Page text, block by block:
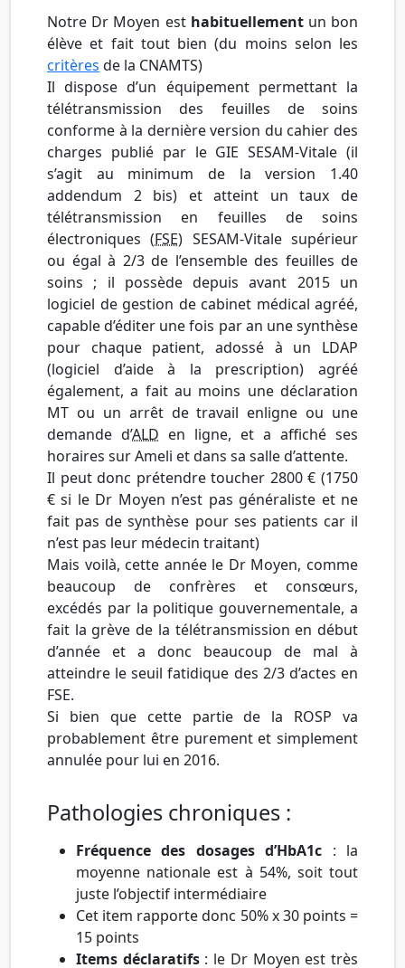
Notre Dr Moyen est habituellementun bon
élève et fait tout bien (du moins selon les
critères de la CNAMTS)
Il dispose d’un équipement permettant la
télétransmission des feuilles de soins
conforme à la dernière version du cahier des
charges publié par le GIE SESAM-Vitale (il
s’agit au minimum de la version 1.40
addendum 2 bis) et atteint un taux de
télétransmission en feuilles de soins
électroniques (FSE) SESAM-Vitale supérieur
ou égal à 2/3 de l’ensemble des feuilles de
soins ; il possède depuis avant 2015 un
logiciel de gestion de cabinet médical agréé,
capable d’éditer une fois par an une synthèse
pour chaque patient, adossé à un LDAP
(logiciel d’aide à la prescription) agréé
également, a fait au moins une déclaration
MT ou un arrêt de travail enligne ou une
demande d’ALD en ligne, et a affiché ses
horaires sur Ameli et dans sa salle d’attente.
Il peut donc prétendre toucher 2800 € (1750
€ si le Dr Moyen n’est pas généraliste et ne
fait pas de synthèse pour ses patients car il
n’est pas leur médecin traitant)
Mais voilà, cette année le Dr Moyen, comme
beaucoup de confrères et consœurs,
excédés par la politique gouvernementale, a
fait la grève de la télétransmission en début
d’année et a donc beaucoup de mal à
atteindre le seuil fatidique des 2/3 d’actes en
FSE.
Si bien que cette partie de la ROSP va
probablement être purement et simplement
annulée pour lui en 2016.
Pathologies chroniques :
Fréquence des dosages d’HbA1c : la
moyenne nationale est à 54%, soit tout
juste l’objectif intermédiaire
Cet item rapporte donc 50% x 30 points =
15 points
Items déclaratifs: le Dr Moyen est très